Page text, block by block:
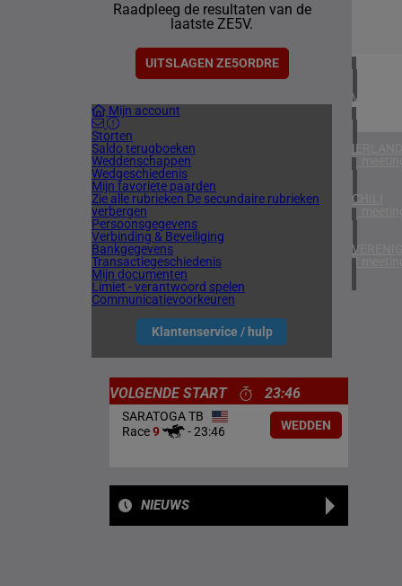
Raadpleeg de resultaten van de
laatste ZE5V.
UITSLAGEN ZE5ORDRE
Mijn account
Storten
Saldo terugboeken
Weddenschappen
Wedgeschiedenis
Mijn favoriete paarden
Zie alle rubrieken De secundaire rubrieken
verbergen
Persoonsgegevens
Verbinding & Beveiliging
Bankgegevens
Transactiegeschiedenis
Mijn documenten
Limiet - verantwoord spelen
Communicatievoorkeuren
Klantenservice / hulp
1
6
IERLAND
1
CHILI
1
4
VOLGENDE START 23:46
SARATOGA TB
Race9 -23:46 WEDDEN
NIEUWS